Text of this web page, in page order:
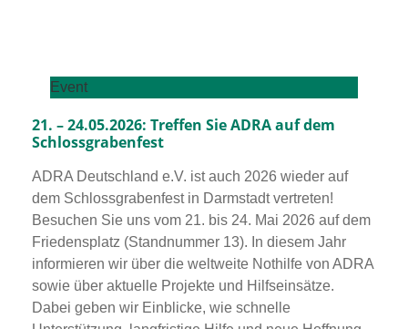
Event
21. – 24.05.2026: Treffen Sie ADRA auf dem
Schlossgrabenfest
ADRA Deutschland e.V. ist auch 2026 wie­der auf
dem Schlossgrabenfest in Darmstadt ver­tre­ten!
Besuchen Sie uns vom 21. bis 24. Mai 2026 auf dem
Friedensplatz (Standnummer 13). In die­sem Jahr
infor­mie­ren wir über die welt­wei­te Nothilfe von ADRA
sowie über aktu­el­le Projekte und Hilfseinsätze.
Dabei geben wir Einblicke, wie schnel­le